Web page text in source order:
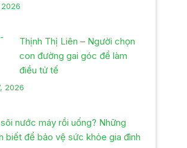
Thịnh Thị Liên – Người chọn
con đường gai góc để làm
điều tử tế
2026
nước máy rồi uống? Những
biết để bảo vệ sức khỏe gia đình